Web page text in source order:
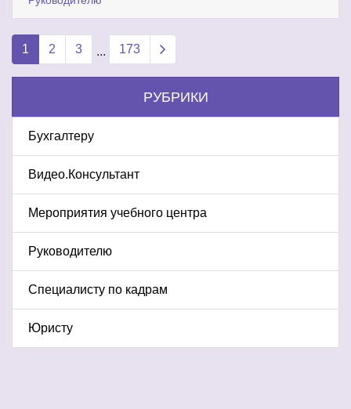
1 2 3 ... 173
РУБРИКИ
Бухгалтеру
Видео.Консультант
Мероприятия учебного центра
Руководителю
Специалисту по кадрам
Юристу